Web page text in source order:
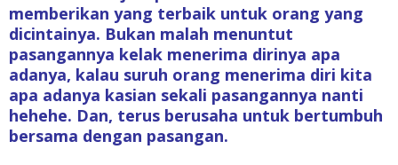
memberikan yang terbaik untuk orang yang
dicintainya. Bukan malah menuntut
pasangannya kelak menerima dirinya apa
adanya, kalau suruh orang menerima diri kita
apa adanya kasian sekali pasangannya nanti
hehehe. Dan, terus berusaha untuk bertumbuh
bersama dengan pasangan.